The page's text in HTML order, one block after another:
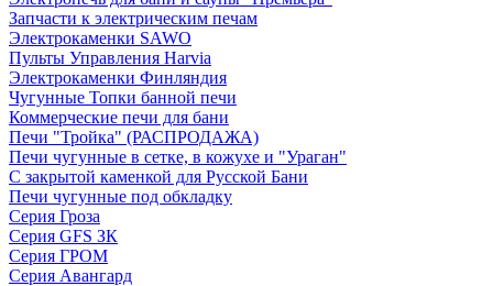
Запчасти к электрическим печам
Электрокаменки SAWO
Пульты Управления Harvia
Электрокаменки Финляндия
Чугунные Топки банной печи
Коммерческие печи для бани
Печи "Тройка" (РАСПРОДАЖА)
Печи чугунные в сетке, в кожухе и "Ураган"
С закрытой каменкой для Русской Бани
Печи чугунные под обкладку
Серия Гроза
Серия GFS ЗК
Серия ГРОМ
Серия Авангард